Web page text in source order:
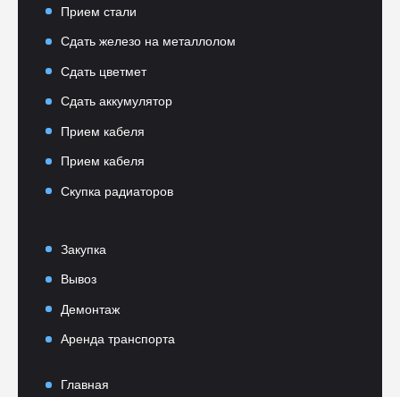
Прием стали
Сдать железо на металлолом
Сдать цветмет
Сдать аккумулятор
Прием кабеля
Прием кабеля
Скупка радиаторов
Закупка
Вывоз
Демонтаж
Аренда транспорта
Главная